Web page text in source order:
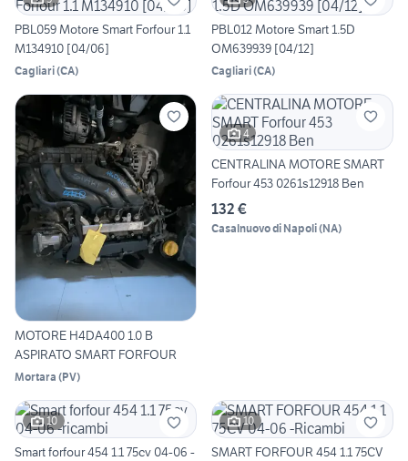
PBL059 Motore Smart Forfour 1.1
M134910 [04/06]
Cagliari(CA)
PBL012 Motore Smart 1.5D
OM639939 [04/12]
Cagliari(CA)
MOTORE H4DA400 1.0 B
ASPIRATO SMART FORFOUR
Mortara (PV)
4
CENTRALINA MOTORE SMART
Forfour 453 0261s12918 Ben
132 €
Casalnuovo di Napoli(NA)
10
Smart forfour 454 1.1 75cv 04-06 -
10
SMART FORFOUR 454 1.1 75CV